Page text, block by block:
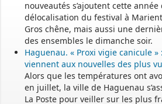
nouveautés s’ajoutent cette année
délocalisation du festival à
Gros chêne, mais aussi une
des ensembles le dimanche soir.
Haguenau. « Proxi vigie canicule »
viennent aux nouvelles des plus
Alors que les températures ont
en juillet, la ville de Haguenau
La Poste pour veiller sur les plus